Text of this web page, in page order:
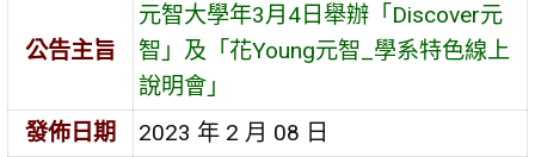
公告主旨
元智大學年3月4日舉辦「Discover元
智」及「花Young元智_學系特色線上
說明會」
發佈日期
2023 年 2 月 08 日